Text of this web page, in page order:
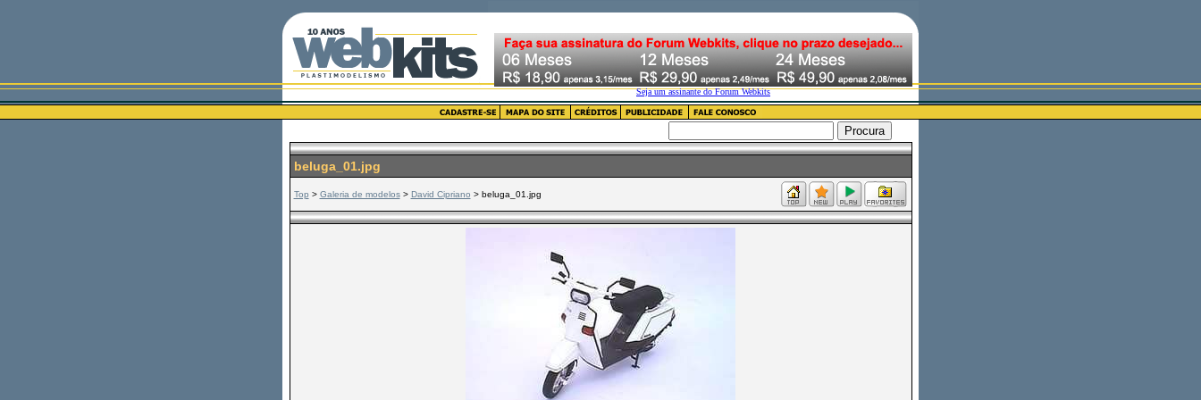
beluga_01.jpg
Top > Galeria de modelos> David Cipriano > beluga_01.jpg